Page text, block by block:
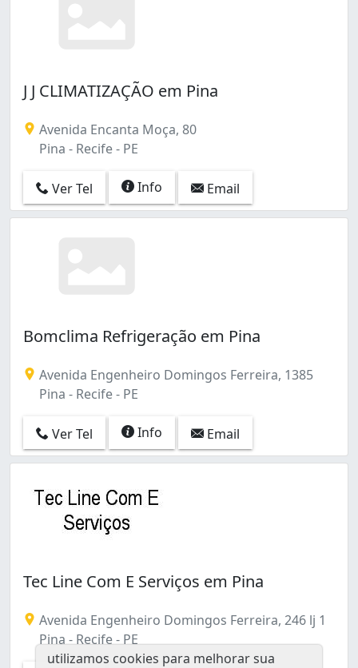
J J CLIMATIZAÇÃO em Pina
Avenida Encanta Moça, 80
Pina - Recife - PE
Ver Tel Info Email
Bomclima Refrigeração em Pina
Avenida Engenheiro Domingos Ferreira, 1385
Pina - Recife - PE
Ver Tel Info Email
Tec Line Com E Serviços em Pina
Avenida Engenheiro Domingos Ferreira, 246 lj 1
Pina - Recife - PE
utilizamos cookies para melhorar sua